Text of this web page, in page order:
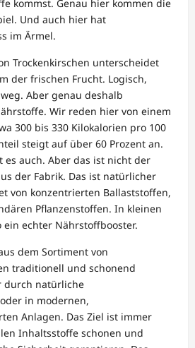
kommst. Genau hier kommen die
Und auch hier hat
im Ärmel.
Trockenkirschen unterscheidet
der frischen Frucht. Logisch,
Aber genau deshalb
Wir reden hier von einem
300 bis 330 Kilokalorien pro 100
steigt auf über 60 Prozent an.
es auch. Aber das ist nicht der
der Fabrik. Das ist natürlicher
von konzentrierten Ballaststoffen,
Pflanzenstoffen. In kleinen
ein echter Nährstoffbooster.
dem Sortiment von
traditionell und schonend
durch natürliche
in modernen,
Anlagen. Das Ziel ist immer
Inhaltsstoffe schonen und